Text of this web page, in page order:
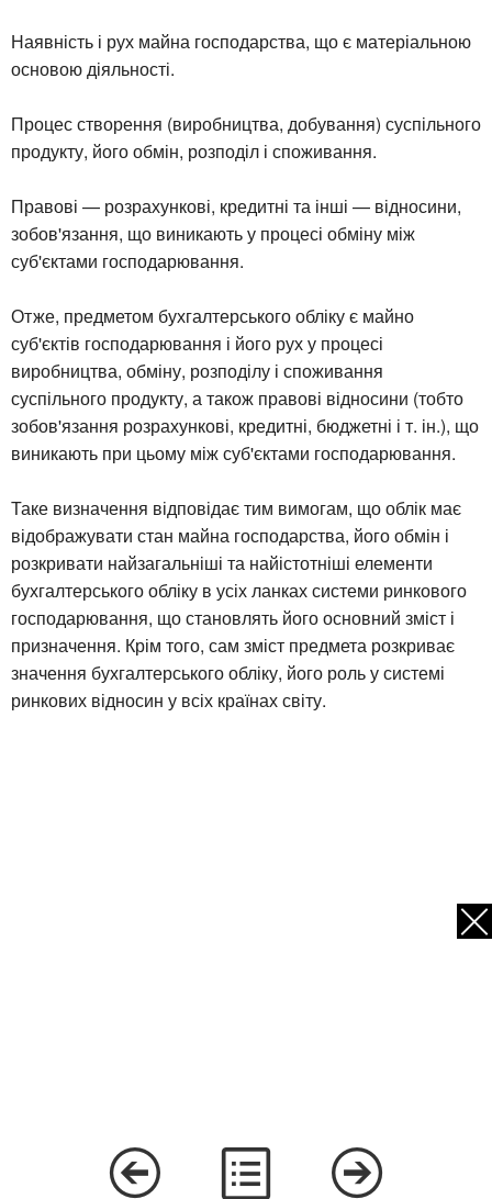
Наявність і рух майна господарства, що є матеріальною
основою діяльності.
Процес створення (виробництва, добування) суспільного
продукту, його обмін, розподіл і споживання.
Правові — розрахункові, кредитні та інші — відносини,
зобов'язання, що виникають у процесі обміну між
суб'єктами господарювання.
Отже, предметом бухгалтерського обліку є майно
суб'єктів господарювання і його рух у процесі
виробництва, обміну, розподілу і споживання
суспільного продукту, а також правові відносини (тобто
зобов'язання розрахункові, кредитні, бюджетні і т. ін.), що
виникають при цьому між суб'єктами господарювання.
Таке визначення відповідає тим вимогам, що облік має
відображувати стан майна господарства, його обмін і
розкривати найзагальніші та найістотніші елементи
бухгалтерського обліку в усіх ланках системи ринкового
господарювання, що становлять його основний зміст і
призначення. Крім того, сам зміст предмета розкриває
значення бухгалтерського обліку, його роль у системі
ринкових відносин у всіх країнах світу.